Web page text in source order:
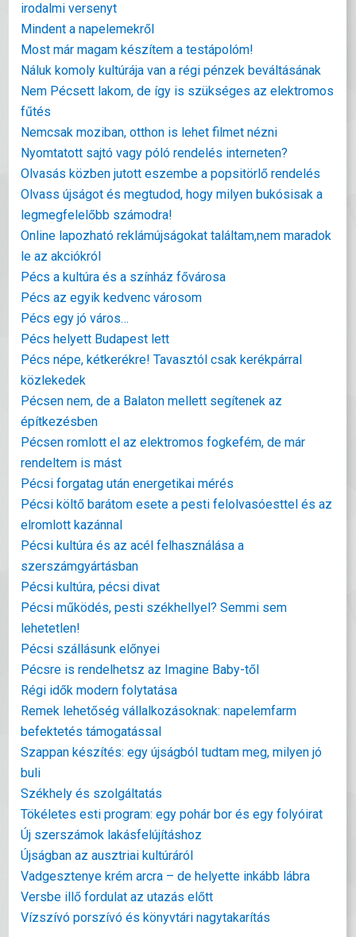
irodalmi versenyt
Mindent a napelemekről
Most már magam készítem a testápolóm!
Náluk komoly kultúrája van a régi pénzek beváltásának
Nem Pécsett lakom, de így is szükséges az elektromos
fűtés
Nemcsak moziban, otthon is lehet filmet nézni
Nyomtatott sajtó vagy póló rendelés interneten?
Olvasás közben jutott eszembe a popsitörlő rendelés
Olvass újságot és megtudod, hogy milyen bukósisak a
legmegfelelőbb számodra!
Online lapozható reklámújságokat találtam,nem maradok
le az akciókról
Pécs a kultúra és a színház fővárosa
Pécs az egyik kedvenc városom
Pécs egy jó város…
Pécs helyett Budapest lett
Pécs népe, kétkerékre! Tavasztól csak kerékpárral
közlekedek
Pécsen nem, de a Balaton mellett segítenek az
építkezésben
Pécsen romlott el az elektromos fogkefém, de már
rendeltem is mást
Pécsi forgatag után energetikai mérés
Pécsi költő barátom esete a pesti felolvasóesttel és az
elromlott kazánnal
Pécsi kultúra és az acél felhasználása a
szerszámgyártásban
Pécsi kultúra, pécsi divat
Pécsi működés, pesti székhellyel? Semmi sem
lehetetlen!
Pécsi szállásunk előnyei
Pécsre is rendelhetsz az Imagine Baby-től
Régi idők modern folytatása
Remek lehetőség vállalkozásoknak: napelemfarm
befektetés támogatással
Szappan készítés: egy újságból tudtam meg, milyen jó
buli
Székhely és szolgáltatás
Tökéletes esti program: egy pohár bor és egy folyóirat
Új szerszámok lakásfelújításhoz
Újságban az ausztriai kultúráról
Vadgesztenye krém arcra – de helyette inkább lábra
Versbe illő fordulat az utazás előtt
Vízszívó porszívó és könyvtári nagytakarítás